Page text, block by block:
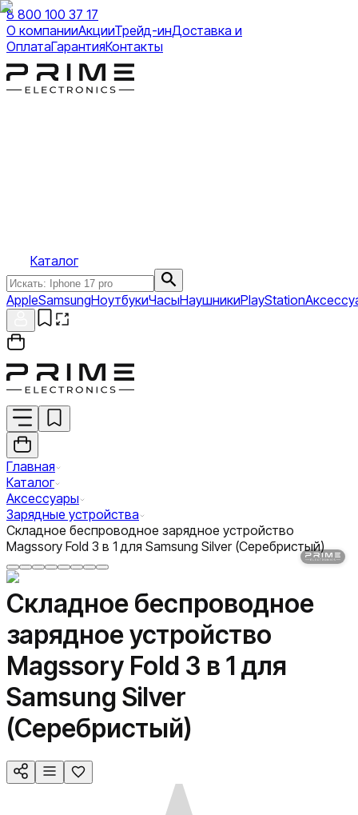
8 800 100 37 17
О компанииАкцииТрейд-инДоставка и
ОплатаГарантияКонтакты
Каталог
AppleSamsungНоутбукиЧасыНаушникиPlayStation
Главная
Каталог
Аксессуары
Зарядные устройства
Складное беспроводное зарядное устройство
Magssory Fold 3 в 1 для Samsung Silver (Серебристый)
Складное беспроводное
зарядное устройство
Magssory Fold 3 в 1 для
Samsung Silver
(Серебристый)